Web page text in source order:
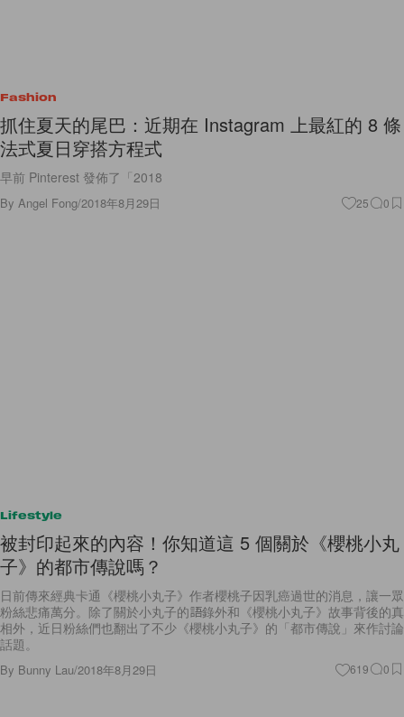
Fashion
抓住夏天的尾巴：近期在 Instagram 上最紅的 8 條
法式夏日穿搭方程式
早前 Pinterest 發佈了「2018
By Angel Fong/2018年8月29日 25 0
Lifestyle
被封印起來的內容！你知道這 5 個關於《櫻桃小丸
子》的都市傳說嗎？
日前傳來經典卡通《櫻桃小丸子》作者櫻桃子因乳癌過世的消息，讓一眾
粉絲悲痛萬分。除了關於小丸子的語錄外和《櫻桃小丸子》故事背後的真
相外，近日粉絲們也翻出了不少《櫻桃小丸子》的「都市傳說」來作討論
話題。
By Bunny Lau/2018年8月29日 619 0